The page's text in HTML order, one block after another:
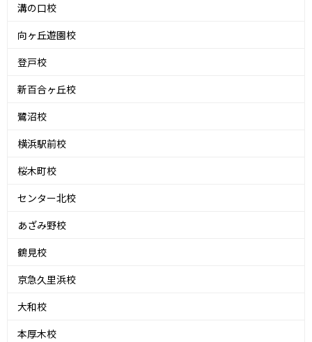
溝の口校
向ヶ丘遊園校
登戸校
新百合ヶ丘校
鷺沼校
横浜駅前校
桜木町校
センター北校
あざみ野校
鶴見校
京急久里浜校
大和校
本厚木校